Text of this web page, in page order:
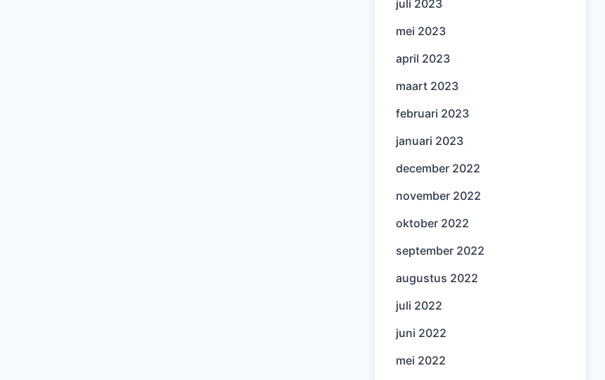
juli 2023
mei 2023
april 2023
maart 2023
februari 2023
januari 2023
december 2022
november 2022
oktober 2022
september 2022
augustus 2022
juli 2022
juni 2022
mei 2022